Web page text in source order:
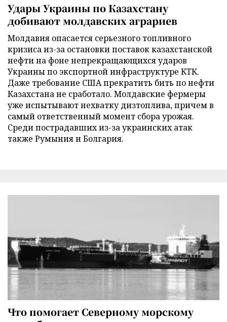
Удары Украины по Казахстану
добивают молдавских аграриев
Молдавия опасается серьезного топливного
кризиса из-за остановки поставок казахстанской
нефти на фоне непрекращающихся ударов
Украины по экспортной инфраструктуре КТК.
Даже требование США прекратить бить по нефти
Казахстана не сработало. Молдавские фермеры
уже испытывают нехватку дизтоплива, причем в
самый ответственный момент сбора урожая.
Среди пострадавших из-за украинских атак
также Румыния и Болгария.
Что помогает Северному морскому